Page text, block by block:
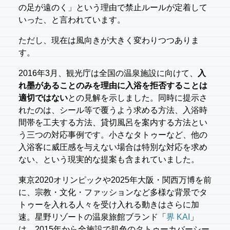
の足が遠のく」という理由で禁止ルールが定着して
いった、と言われています。
ただし、現在は風向きが大きく変わりつつありま
す。
2016年3月、観光庁は全国の温泉施設に向けて、
入
れ墨があることのみを理由に入浴を拒否することは
適切ではないとの見解を示しました。同時に提示さ
れたのは、シール等で覆うよう求める方法、入浴時
間帯を工夫する方法、貸切風呂を案内する方法とい
う三つの対応事例です。小さなタトゥーなど、他の
入浴客に威圧感を与えない場合は特別な対応を求め
ない、という現実的な提案も含まれていました。
東京2020オリンピックや2025年大阪・関西万博を前
に、宗教・文化・ファッションなど多様な背景でタ
トゥーを入れる人々を受け入れる動きはさらに加
速。星野リゾートの温泉旅館ブランド「 界 KAI 」